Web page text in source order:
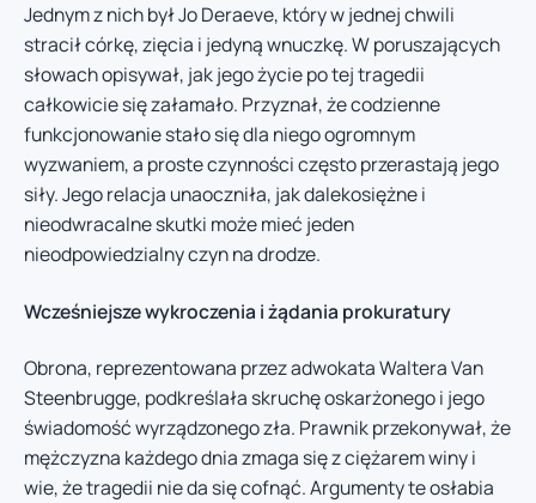
Jednym z nich był Jo Deraeve, który w jednej chwili
stracił córkę, zięcia i jedyną wnuczkę. W poruszających
słowach opisywał, jak jego życie po tej tragedii
całkowicie się załamało. Przyznał, że codzienne
funkcjonowanie stało się dla niego ogromnym
wyzwaniem, a proste czynności często przerastają jego
siły. Jego relacja unaoczniła, jak dalekosiężne i
nieodwracalne skutki może mieć jeden
nieodpowiedzialny czyn na drodze.
Wcześniejsze wykroczenia i żądania prokuratury
Obrona, reprezentowana przez adwokata Waltera Van
Steenbrugge, podkreślała skruchę oskarżonego i jego
świadomość wyrządzonego zła. Prawnik przekonywał, że
mężczyzna każdego dnia zmaga się z ciężarem winy i
wie, że tragedii nie da się cofnąć. Argumenty te osłabia